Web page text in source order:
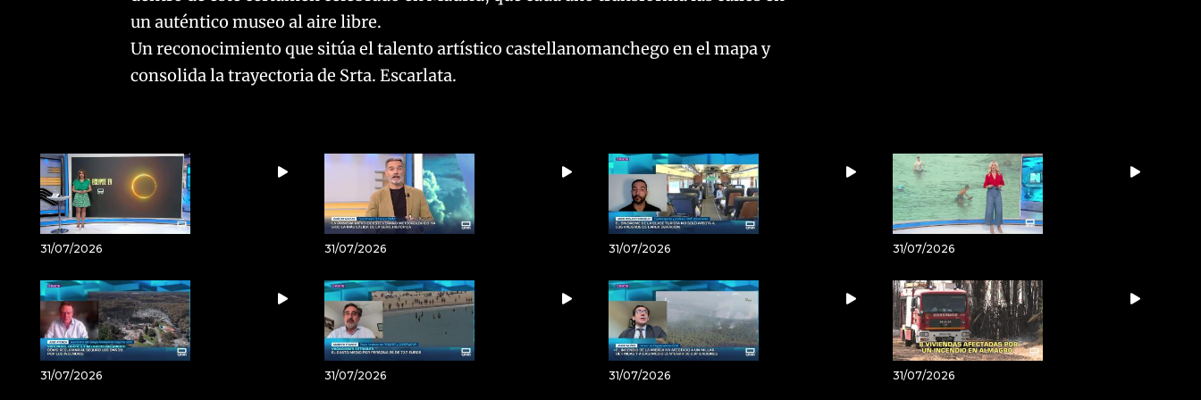
un auténtico museo al aire libre.
Un reconocimiento que sitúa el talento artístico castellanomanchego en el mapa y
consolida la trayectoria de Srta. Escarlata.
31/07/2026 31/07/2026 31/07/2026 31/07/2026
31/07/2026 31/07/2026 31/07/2026 31/07/2026